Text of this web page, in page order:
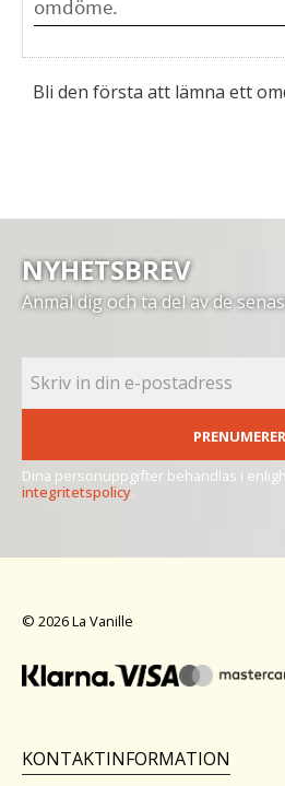
Bli den första att lämna ett
NYHETSBREV
Anmäl dig och ta del av de
Dina personuppgifter behandlas i
integritetspolicy.
© 2026 La Vanille
KONTAKTINFORMATION